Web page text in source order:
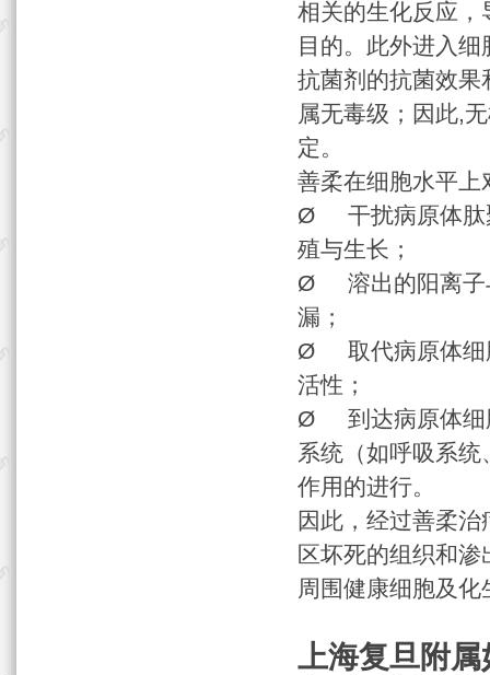
相关的生化反应，
目的。此外进入
抗菌剂的抗菌效
属无毒级；因此,
定。
善柔在细胞水平上
Ø 干扰病原体肽
殖与生长；
Ø 溶出的阳离子
漏；
Ø 取代病原体细
活性；
Ø 到达病原体细
系统（如呼吸系
作用的进行。
因此，经过善柔
区坏死的组织和
周围健康细胞及
上海复旦附